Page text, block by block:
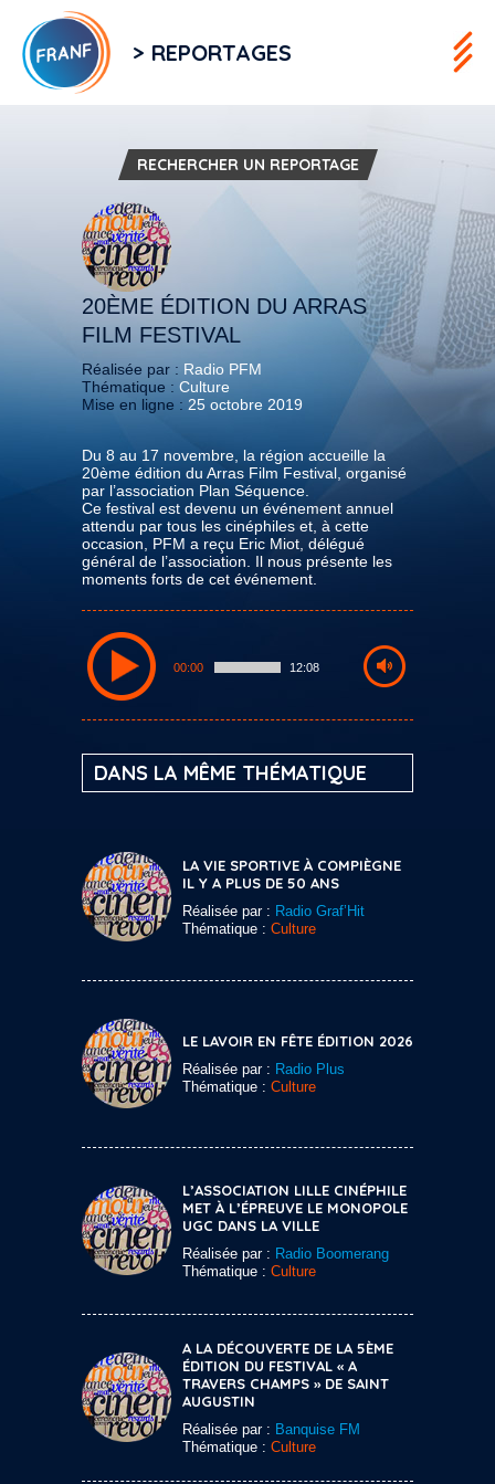
> REPORTAGES
RECHERCHER UN REPORTAGE
20ÈME ÉDITION DU ARRAS
FILM FESTIVAL
Réalisée par : Radio PFM
Thématique : Culture
Mise en ligne : 25 octobre 2019
Du 8 au 17 novembre, la région accueille la
20ème édition du Arras Film Festival, organisé
par l’association Plan Séquence.
Ce festival est devenu un événement annuel
attendu par tous les cinéphiles et, à cette
occasion, PFM a reçu Eric Miot, délégué
général de l’association. Il nous présente les
moments forts de cet événement.
00:00 12:08
DANS LA MÊME THÉMATIQUE
LA VIE SPORTIVE À COMPIÈGNE
IL Y A PLUS DE 50 ANS
Réalisée par : Radio Graf’Hit
Thématique : Culture
LE LAVOIR EN FÊTE ÉDITION 2026
Réalisée par : Radio Plus
Thématique : Culture
L’ASSOCIATION LILLE CINÉPHILE
MET À L’ÉPREUVE LE MONOPOLE
UGC DANS LA VILLE
Réalisée par : Radio Boomerang
Thématique : Culture
A LA DÉCOUVERTE DE LA 5ÈME
ÉDITION DU FESTIVAL « A
TRAVERS CHAMPS » DE SAINT
AUGUSTIN
Réalisée par : Banquise FM
Thématique : Culture